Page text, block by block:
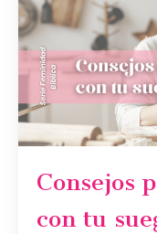
Consejos
con tu